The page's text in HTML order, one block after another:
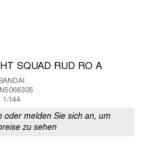
SQUAD RUD RO A
BANDAI
1/144
oder melden Sie sich an, um
zu sehen